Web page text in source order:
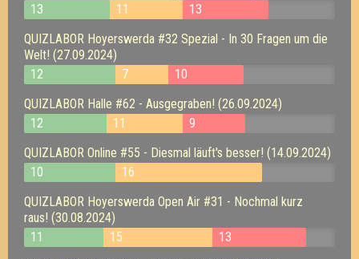
13
11
13
QUIZLABOR Hoyerswerda #32 Spezial - In 30 Fragen um die
Welt! (27.09.2024)
12
7
10
QUIZLABOR Halle #62 - Ausgegraben! (26.09.2024)
12
11
9
QUIZLABOR Online #55 - Diesmal läuft's besser! (14.09.2024)
10
16
QUIZLABOR Hoyerswerda Open Air #31 - Nochmal kurz
raus! (30.08.2024)
11
15
13